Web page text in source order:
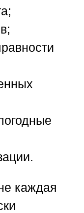
каждая